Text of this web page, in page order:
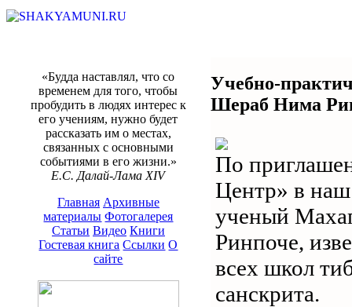
«Будда наставлял, что со
временем для того, чтобы
пробудить в людях интерес к
его учениям, нужно будет
рассказать им о местах,
связанных с основными
событиями в его жизни.»
Е.С. Далай-Лама XIV
Главная Архивные
материалы Фотогалерея
Статьи Видео Книги
Гостевая книга Ссылки О
сайте
Учебно-
Шераб Нима
По
Центр» в
ученый
Ринпоче,
всех школ
санскрита.